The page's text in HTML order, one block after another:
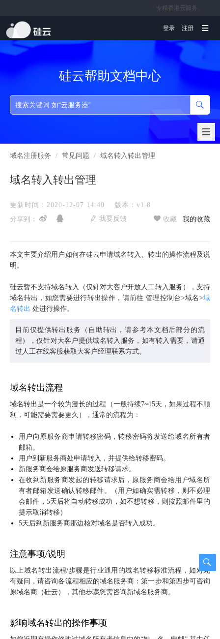
专精香港云服务
文档
登录 注册
硅云帮助文档中心
域名注册服务 / 常见问题 / 域名转入转出管理
域名转入转出管理
更新时间：2020-12-07 14:40
版本：v1.8
分享到：
我要反馈 收藏 我的收藏
本文主要介绍用户如何在硅云申请域名转入、转出的操作流程及说
明。
硅云暂不支持域名转入（仅针对大客户开放人工转入服务），支持
域名转出，如您需要进行转出操作，请前往 管理控制台>域名>域
名转出 处进行操作。
目前仅提供转出服务（自助转出，请参考本文档后部分的流
程），仅针对大客户提供域名转入服务，如有转入需要，请通
过人工在线客服获取大客户经理联系方式。
域名转出流程
域名转出是一个较为漫长的过程（一般持续7~15天，如果过程不顺
利，可能需要需要更久），通常的流程为：
用户向原服务商申请转移密码，转移密码将发送给域名所有者
邮箱。
用户到新服务商处申请转入，并提供给转移密码。
新服务商会给原服务商发送转移请求。
在收到新服务商发起的转移请求后，原服务商会给用户域名所
有者邮箱发送确认转移邮件。（用户如确实需转移，则不必理
会邮件，5天后将自动转移成功，如不想转移，则按照邮件里的
提示取消转移）
5天后到新服务商那边核对域名是否转入成功。
注意事项/说明
以上域名转出流程/步骤是行业通用的域名转移标准流程，如对此
有疑问，请咨询各流程相应的域名服务商：第一步和第四步可咨询
原域名商（硅云），其他步骤您需咨询新域名服务商。
影响域名转出的操作事项